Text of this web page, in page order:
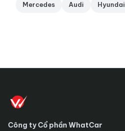
Mercedes Audi Hyundai
Công ty Cổ phần WhatCar